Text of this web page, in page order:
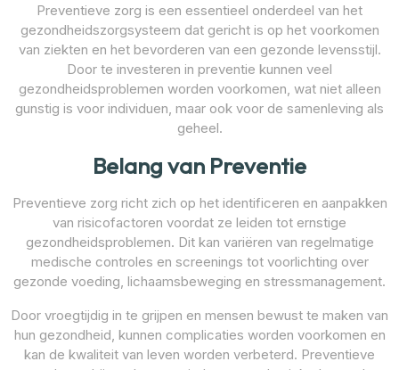
Preventieve zorg is een essentieel onderdeel van het
gezondheidszorgsysteem dat gericht is op het voorkomen
van ziekten en het bevorderen van een gezonde levensstijl.
Door te investeren in preventie kunnen veel
gezondheidsproblemen worden voorkomen, wat niet alleen
gunstig is voor individuen, maar ook voor de samenleving als
geheel.
Belang van Preventie
Preventieve zorg richt zich op het identificeren en aanpakken
van risicofactoren voordat ze leiden tot ernstige
gezondheidsproblemen. Dit kan variëren van regelmatige
medische controles en screenings tot voorlichting over
gezonde voeding, lichaamsbeweging en stressmanagement.
Door vroegtijdig in te grijpen en mensen bewust te maken van
hun gezondheid, kunnen complicaties worden voorkomen en
kan de kwaliteit van leven worden verbeterd. Preventieve